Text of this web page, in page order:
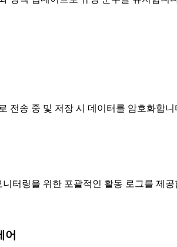
전송 중 및 저장 시 데이터를 암호화합니
터링을 위한 포괄적인 활동 로그를 제공
어